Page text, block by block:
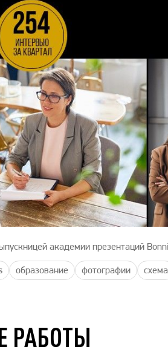
академии презентаций
образование фотографии схема
РАБОТЫ